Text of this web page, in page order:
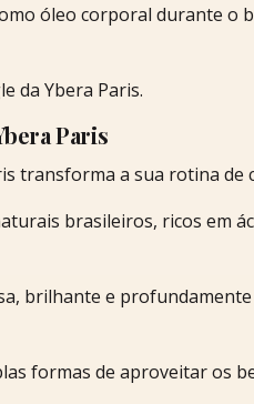
óleo corporal durante o
da Ybera Paris.
Paris
transforma a sua rotina de
brasileiros, ricos em
brilhante e profundamente
formas de aproveitar os